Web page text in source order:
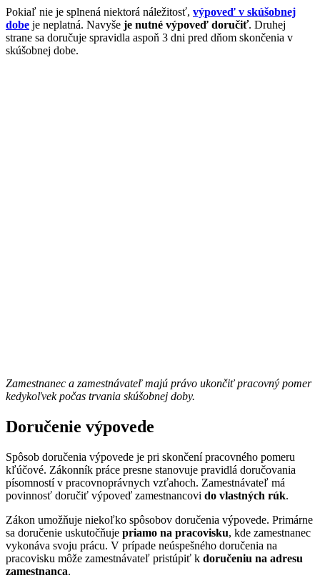
Pokiaľ nie je splnená niektorá náležitosť, výpoveď v skúšobnej
dobe je neplatná. Navyše je nutné výpoveď doručiť. Druhej
strane sa doručuje spravidla aspoň 3 dni pred dňom skončenia v
skúšobnej dobe.
Zamestnanec a zamestnávateľ majú právo ukončiť pracovný pomer
kedykoľvek počas trvania skúšobnej doby.
Doručenie výpovede
Spôsob doručenia výpovede je pri skončení pracovného pomeru
kľúčové. Zákonník práce presne stanovuje pravidlá doručovania
písomností v pracovnoprávnych vzťahoch. Zamestnávateľ má
povinnosť doručiť výpoveď zamestnancovi do vlastných rúk.
Zákon umožňuje niekoľko spôsobov doručenia výpovede. Primárne
sa doručenie uskutočňuje priamo na pracovisku, kde zamestnanec
vykonáva svoju prácu. V prípade neúspešného doručenia na
pracovisku môže zamestnávateľ pristúpiť k doručeniu na adresu
zamestnanca.